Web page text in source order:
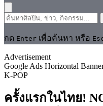
กด Enter เพื่อค้นหา หรือ
Advertisement
Google Ads Horizontal
K-POP
ครั้งแรกในไทย!